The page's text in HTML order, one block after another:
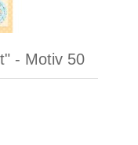
- Motiv 50